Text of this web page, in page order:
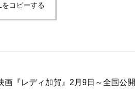
コピーする
画『レディ加賀』2月9日～全国公開